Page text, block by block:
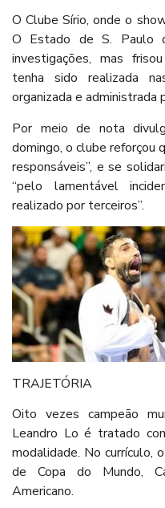
O Clube Sírio, onde o
O Estado de S. Paulo
investigações, mas
tenha sido realizada
organizada e administrada
Por meio de nota
domingo, o clube reforçou
responsáveis”, e se
“pelo lamentável
realizado por terceiros”.
TRAJETÓRIA
Oito vezes campeão
Leandro Lo é tratado
modalidade. No
de Copa do Mundo,
Americano.